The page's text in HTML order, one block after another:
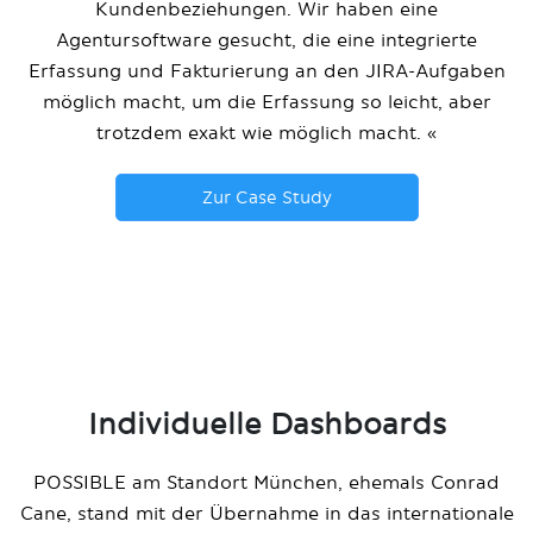
Kundenbeziehungen. Wir haben eine
Agentursoftware gesucht, die eine integrierte
Erfassung und Fakturierung an den JIRA-Aufgaben
möglich macht, um die Erfassung so leicht, aber
trotzdem exakt wie möglich macht. «
Zur Case Study
Individuelle Dashboards
POSSIBLE am Standort München, ehemals Conrad
Cane, stand mit der Übernahme in das internationale